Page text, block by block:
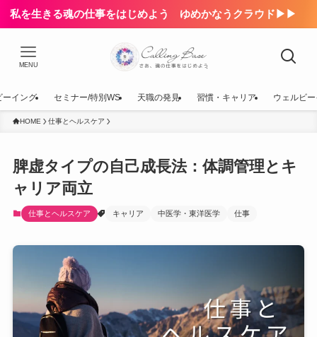
私を生きる魂の仕事をはじめよう ゆめかなうクラウド▶▶
MENU
ーイング セミナー/特別WS 天職の発見 習慣・キャリア ウェルビ
HOME 仕事とヘルスケア
脾虚タイプの自己成長法：体調管理とキ
ャリア両立
仕事とヘルスケア キャリア 中医学・東洋医学 仕事